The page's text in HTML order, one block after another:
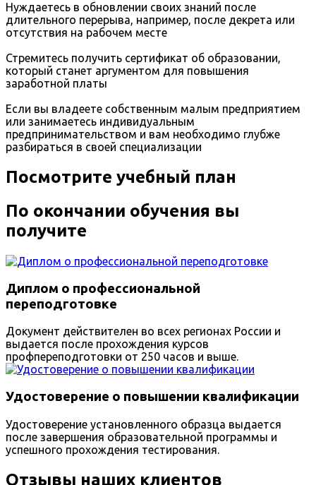
Нуждаетесь в обновлении своих знаний после
длительного перерыва, например, после декрета или
отсутствия на рабочем месте
Стремитесь получить сертификат об образовании,
который станет аргументом для повышения
заработной платы
Если вы владеете собственным малым предприятием
или занимаетесь индивидуальным
предпринимательством и вам необходимо глубже
разбираться в своей специализации
Посмотрите учебный план
По окончании обучения вы
получите
Диплом о профессиональной
переподготовке
Документ действителен во всех регионах России и
выдается после прохождения курсов
профпереподготовки от 250 часов и выше.
Удостоверение о повышении квалификации
Удостоверение установленного образца выдается
после завершения образовательной программы и
успешного прохождения тестирования.
Отзывы наших клиентов